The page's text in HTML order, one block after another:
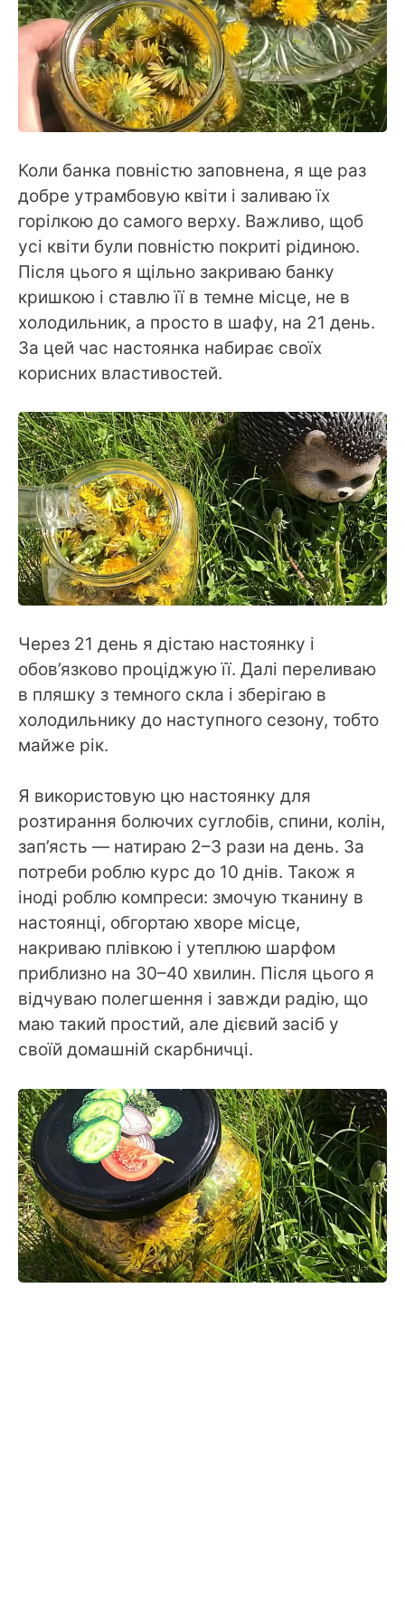
Коли банка повністю заповнена, я ще раз
добре утрамбовую квіти і заливаю їх
горілкою до самого верху. Важливо, щоб
усі квіти були повністю покриті рідиною.
Після цього я щільно закриваю банку
кришкою і ставлю її в темне місце, не в
холодильник, а просто в шафу, на 21 день.
За цей час настоянка набирає своїх
корисних властивостей.
Через 21 день я дістаю настоянку і
обов’язково проціджую її. Далі переливаю
в пляшку з темного скла і зберігаю в
холодильнику до наступного сезону, тобто
майже рік.
Я використовую цю настоянку для
розтирання болючих суглобів, спини, колін,
зап’ясть — натираю 2–3 рази на день. За
потреби роблю курс до 10 днів. Також я
іноді роблю компреси: змочую тканину в
настоянці, обгортаю хворе місце,
накриваю плівкою і утеплюю шарфом
приблизно на 30–40 хвилин. Після цього я
відчуваю полегшення і завжди радію, що
маю такий простий, але дієвий засіб у
своїй домашній скарбничці.